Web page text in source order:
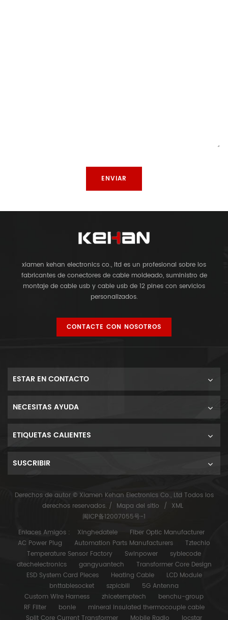
xiamen kehan electronics co., ltd es un profesional sobre los
fabricantes de conectores de cable moldeado, suministro de
montaje de cable usb y cable usb de 12 pines con servicios
personalizados.
CONTACTE CON NOSOTROS
ESTAR EN CONTACTO
NECESITAS AYUDA
ETIQUETAS CALIENTES
SUSCRIBIR
Derechos de autor © Xiamen Kehan Electronics Co., Ltd Todos los
derechos reservados. / Mapa del sitio / XML
闽ICP备12007055号-1
Enlaces Amigos :
Xinghedatele
Fiber Optic Manufacturer
AC Power Plug
Automation Parts Manufacturers
Tztechio
Temperature Sensor Factory
Swinpower
syblecode
dtechelectronics
gangyuantech
Transformer Core Design
ESD System Card Pieces
Heating Cable
LCD Module
bnttablesocket
szpicbill
5G Antenna
Custom Wire Harness
zhicetemptech
benchu-group
RF Filter
bonle
mineral insulated thermocouple cable